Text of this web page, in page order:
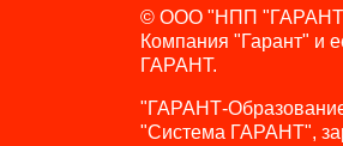
© ООО "НПП "ГАРАНТ-
Компания "Гарант" и
ГАРАНТ.
"ГАРАНТ-
"Система ГАРАНТ",